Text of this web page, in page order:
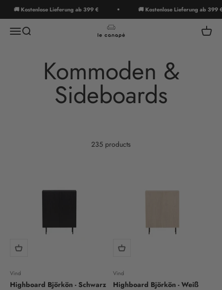
Skip to content
🚚 Kostenlose Lieferung ab 399 € 🚚 Kostenlose Lieferung ab 399 €
MenuSearch le canapé Cart
235 products
Vind
Highboard Björkön - Schwarz
Vind
Highboard Björkön - Weiß